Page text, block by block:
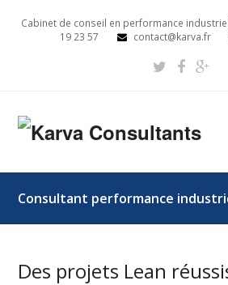
Cabinet de conseil en performance
19 23 57
contact@karva.fr
Consultant performance
Des projets Lean